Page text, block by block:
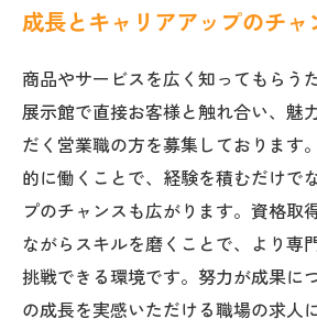
成長とキャリアアップのチャ
商品やサービスを広く知ってもらう
展示館で直接お客様と触れ合い、魅
だく営業職の方を募集しております
的に働くことで、経験を積むだけで
プのチャンスも広がります。資格取
ながらスキルを磨くことで、より専
挑戦できる環境です。努力が成果に
の成長を実感いただける職場の求人